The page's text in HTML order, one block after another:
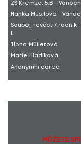
ZŠ Křemže, 5.B -
Hanka Musilová -
Souboj nevěst 7.ročník
L.
Ilona Müllerová
Marie Hladíková
Anonymní dárce
Ing. Pavel Šaroch...
MŮŽETE